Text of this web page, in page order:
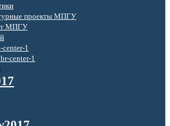
проекты МПГУ
МПГУ